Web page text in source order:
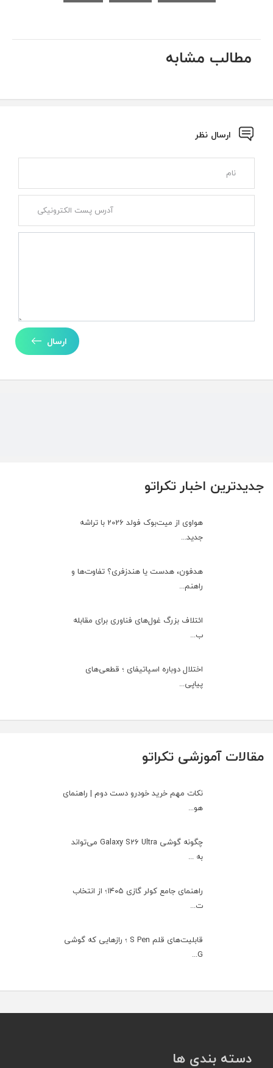
جدیدترین اخبار تکراتو
هواوی از میت‌بوک فولد 2026 با تراشه
جدید...
هدفون، هدست یا هندزفری؟ تفاوت‌ها و
راهنم...
ائتلاف بزرگ غول‌های فناوری برای مقابله
ب...
اختلال دوباره اسپاتیفای ؛ قطعی‌های
پیاپی...
مطالب مشابه
ارسال نظر
ارسال
مقالات آموزشی تکراتو
نکات مهم خرید خودرو دست دوم | راهنمای
هو...
چگونه گوشی Galaxy S26 Ultra می‌تواند
به ...
راهنمای جامع کولر گازی ۱۴۰۵؛ از انتخاب
ت...
قابلیت‌های قلم S Pen ؛ رازهایی که گوشی
G...
دسته بندی ها